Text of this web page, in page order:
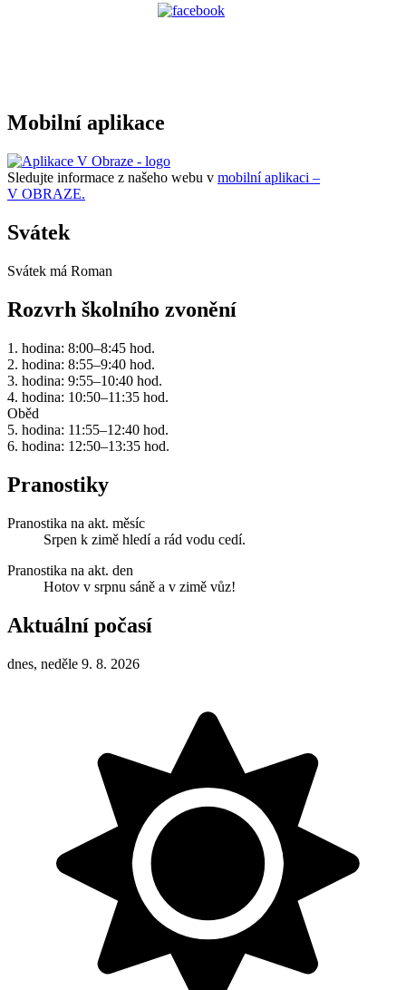
Mobilní aplikace
Sledujte informace z našeho webu v mobilní aplikaci –
V OBRAZE.
Svátek
Svátek má Roman
Rozvrh školního zvonění
1. hodina: 8:00–8:45 hod.
2. hodina: 8:55–9:40 hod.
3. hodina: 9:55–10:40 hod.
4. hodina: 10:50–11:35 hod.
Oběd
5. hodina: 11:55–12:40 hod.
6. hodina: 12:50–13:35 hod.
Pranostiky
Pranostika na akt. měsíc
Srpen k zimě hledí a rád vodu cedí.
Pranostika na akt. den
Hotov v srpnu sáně a v zimě vůz!
Aktuální počasí
dnes, neděle 9. 8. 2026